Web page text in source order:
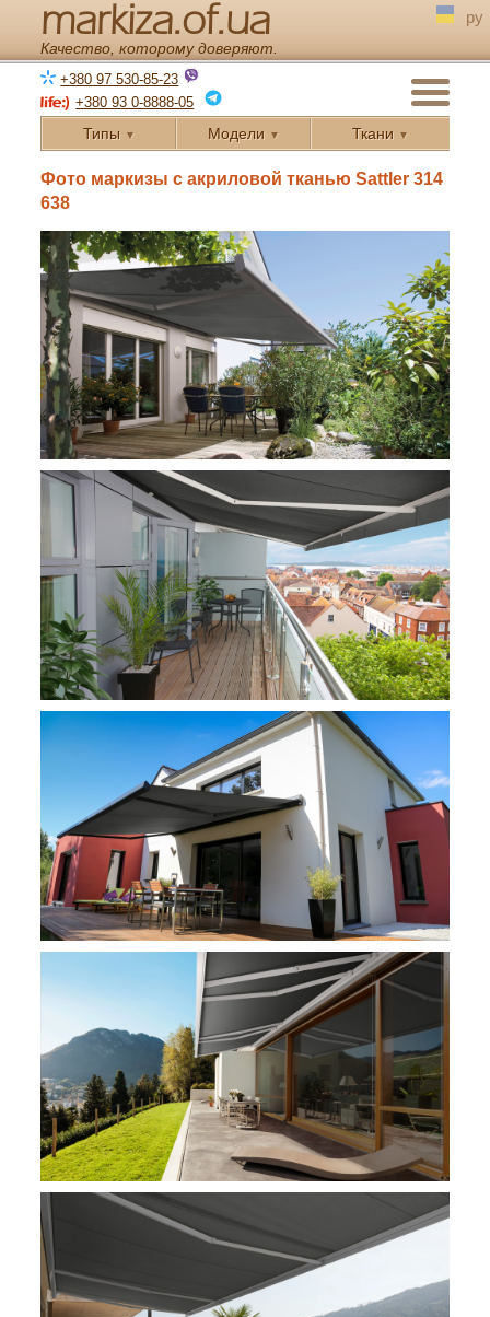
markiza.of.ua
Качество, которому доверяют.
ру
+380 97 530-85-23
+380 93 0-8888-05
Типы ▼ Модели ▼ Ткани ▼
← Назад
Фото маркизы с акриловой тканью Sattler 314
638